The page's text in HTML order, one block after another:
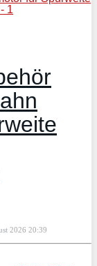
2026 20:39